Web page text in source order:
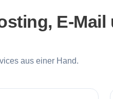
E-Mail
aus einer Hand.